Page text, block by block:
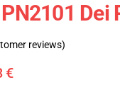
Dei
reviews)
€